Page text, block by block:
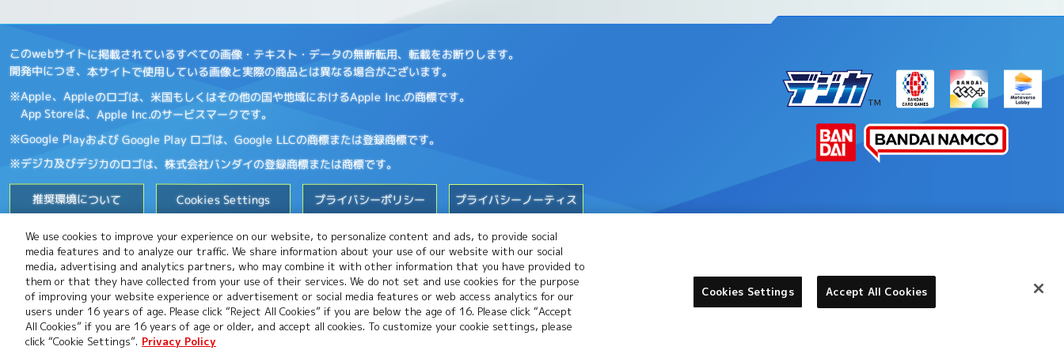
このwebサイトに掲載されているすべての画像・テキスト・データの無断転用、転載をお断りします。
開発中につき、本サイトで使用している画像と実際の商品とは異なる場合がございます。
※Apple、Appleのロゴは、米国もしくはその他の国や地域におけるApple Inc.の商標です。
App Storeは、Apple Inc.のサービスマークです。
※Google Playおよび Google Play ロゴは、Google LLCの商標または登録商標です。
※デジカ及びデジカのロゴは、株式会社バンダイの登録商標または商標です。
推奨環境について Cookies Settings プライバシーポリシー プライバシーノーティス
お問い合わせ
We use cookies to improve your experience on our website, to personalize content and ads, to provide social
media features and to analyze our traffic. We share information about your use of our website with our social
media, advertising and analytics partners, who may combine it with other information that you have provided to
them or that they have collected from your use of their services. We do not set and use cookies for the purpose
of improving your website experience or advertisement or social media features or web access analytics for our
users under 16 years of age. Please click “Reject All Cookies” if you are below the age of 16. Please click “Accept
All Cookies” if you are 16 years of age or older, and accept all cookies. To customize your cookie settings, please
click “Cookie Settings”. Privacy Policy
Cookies Settings Accept All Cookies